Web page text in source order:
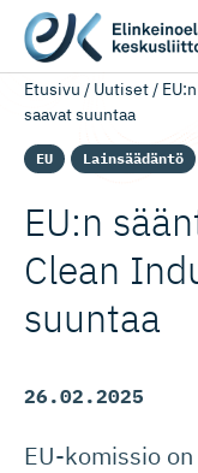
Etusivu / Uutiset/
saavat suuntaa
EU Lainsäädäntö
EU:n
Clean
suuntaa
26.02.2025
EU-komissio